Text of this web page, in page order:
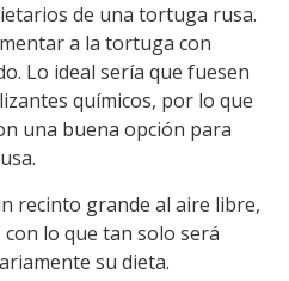
de una tortuga rusa.
a la tortuga con
Lo ideal sería que fuesen
químicos, por lo que
una buena opción para
recinto grande al aire libre,
lo que tan solo será
su dieta.